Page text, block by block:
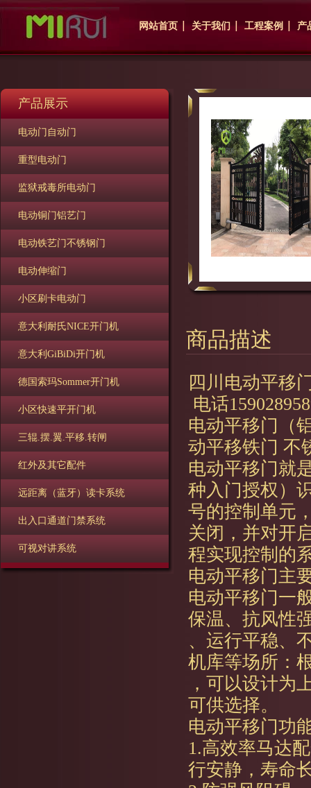
网站首页 关于我们 工程案例 产
产品展示
电动门自动门
重型电动门
监狱戒毒所电动门
电动铜门铝艺门
电动铁艺门不锈钢门
电动伸缩门
小区刷卡电动门
意大利耐氏NICE开门机
意大利GiBiDi开门机
德国索玛Sommer开门机
小区快速平开门机
三辊.摆.翼.平移.转闸
红外及其它配件
远距离（蓝牙）读卡系统
出入口通道门禁系统
可视对讲系统
商品描述
四川电动平移
电话
电动平移门（
动平移铁门 不
电动平移门就
种入门授权）
号的控制单元
关闭，并对开
程实现控制的
电动平移门主
电动平移门一
保温、抗风性
、运行平稳、
机库等场所：
，可以设计为
可供选择。
电动平移门功
1.高效率马达
行安静，寿命